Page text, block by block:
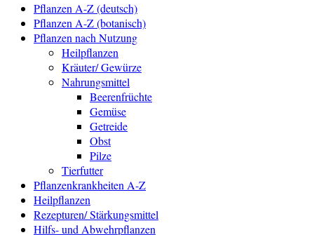
Pflanzen A-Z (deutsch)
Pflanzen A-Z (botanisch)
Pflanzen nach Nutzung
Heilpflanzen
Kräuter/ Gewürze
Nahrungsmittel
Beerenfrüchte
Gemüse
Getreide
Obst
Pilze
Tierfutter
Pflanzenkrankheiten A-Z
Heilpflanzen
Rezepturen/ Stärkungsmittel
Hilfs- und Abwehrpflanzen